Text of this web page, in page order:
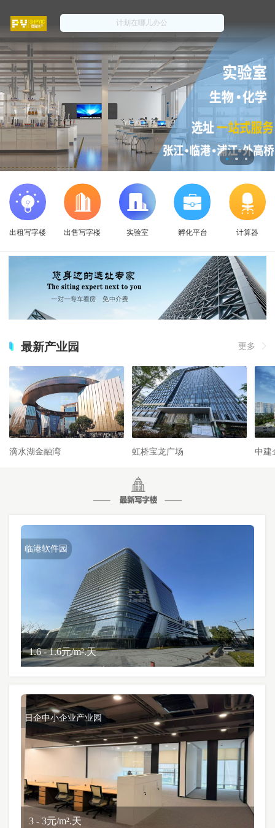
出租写字楼 出售写字楼 实验室 孵化平台 计算器
最新产业园 更多
滴水湖金融湾 虹桥宝龙广场 中建
临港软件园
1.6 - 1.6元/m².天
日企中小企业产业园
3 - 3元/m².天